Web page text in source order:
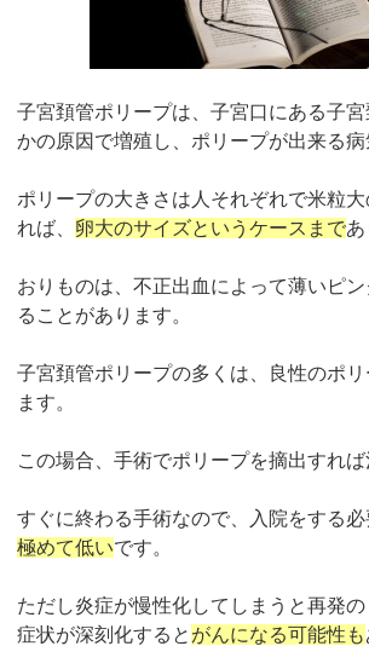
子宮頚管ポリープは、子宮口にある子
かの原因で増殖し、ポリープが出来る病
ポリープの大きさは人それぞれで米粒
れば、 卵大のサイズというケースまであ
おりものは、不正出血によって薄いピ
ることがあります。
子宮頚管ポリープの多くは、良性のポ
ます。
この場合、手術でポリープを摘出すれば
すぐに終わる手術なので、入院をする必
極めて低いです。
ただし炎症が慢性化してしまうと再発の
症状が深刻化すると がんになる可能性も